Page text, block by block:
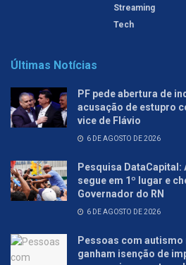
Streaming
Tech
Últimas Notícias
PF pede abertura de
acusação de estupro
vice de Flávio
6 DE AGOSTO DE 2026
Pesquisa
segue em 1º lugar e
Governador do RN
6 DE AGOSTO DE 2026
Pessoas com autismo
ganham isenção de